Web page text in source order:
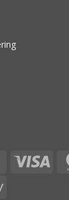
Bank
Visa
Google